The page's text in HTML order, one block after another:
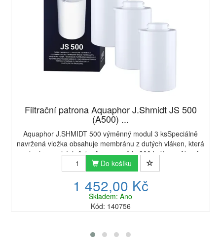
Filtrační patrona Aquaphor J.Shmidt JS 500
(A500) ...
Aquaphor J.SHMIDT 500 výměnný modul 3 ksSpeciálně
navržená vložka obsahuje membránu z dutých vláken, která
má póry pouhých 0,1 mikronu, což je 800 krát menší než
lidské vlasy. Výměnný modul Aquaphor J...
Do košíku
1 452,00 Kč
Skladem: Ano
Kód: 140756